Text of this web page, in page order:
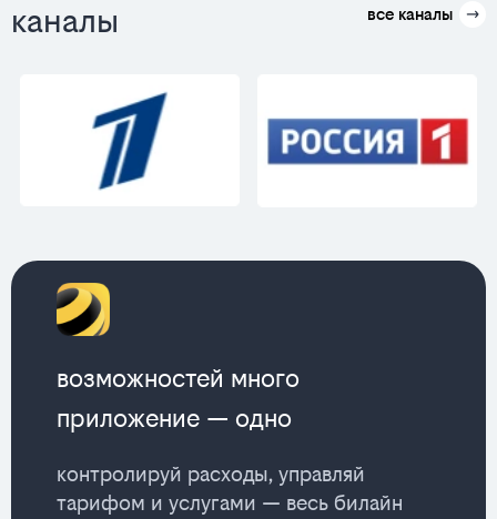
каналы все каналы
возможностей много
приложение — одно
контролируй расходы, управляй
тарифом и услугами — весь билайн